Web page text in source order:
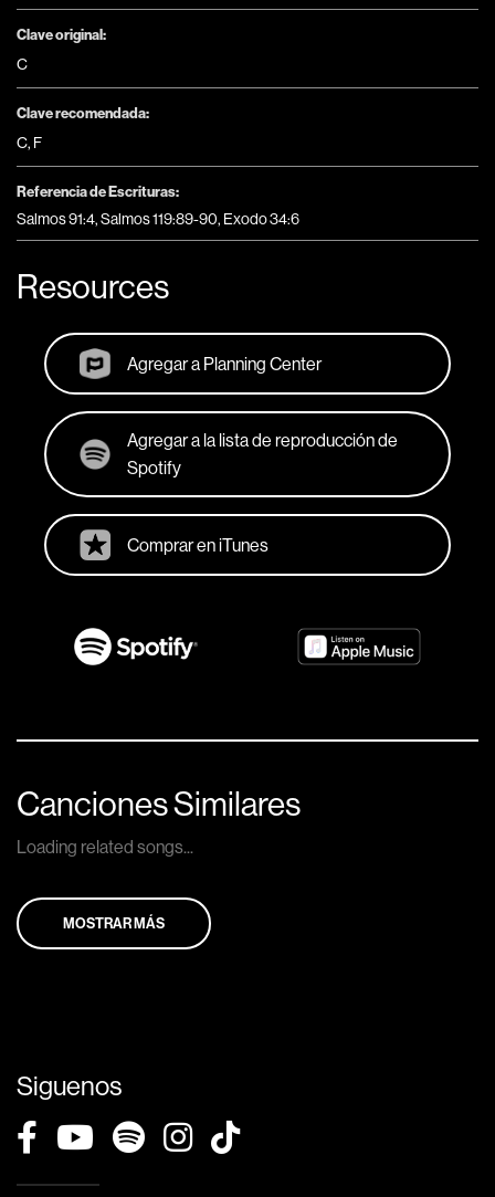
Clave original:
C
Clave recomendada:
C, F
Referencia de Escrituras:
Salmos 91:4, Salmos 119:89-90, Exodo 34:6
Resources
Agregar a Planning Center
Agregar a la lista de reproducción de
Spotify
Comprar en iTunes
Canciones Similares
Loading related songs...
MOSTRAR MÁS
Siguenos